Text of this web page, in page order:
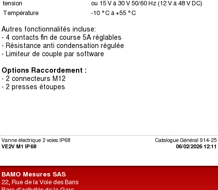
tension
ou 15 V à 30 V 50/60 Hz (12 V à 48 V DC)
Température
-10 °C à +55 °C
Autres fonctionnalités incluse:
- 4 contacts fin de course 5A réglables
- Résistance anti condensation régulée
- Limiteur de couple par software
Options Raccordement :
- 2 connecteurs M12
- 2 presses étoupes
Catalogue Général 914-25
06/02/2026 12:11
Vanne électrique 2 voies IP68
VE2V M1 IP68
BAMO Mesures SAS
22, Rue de la Voie des Bans